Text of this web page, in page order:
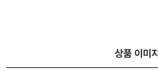
상품 이미지